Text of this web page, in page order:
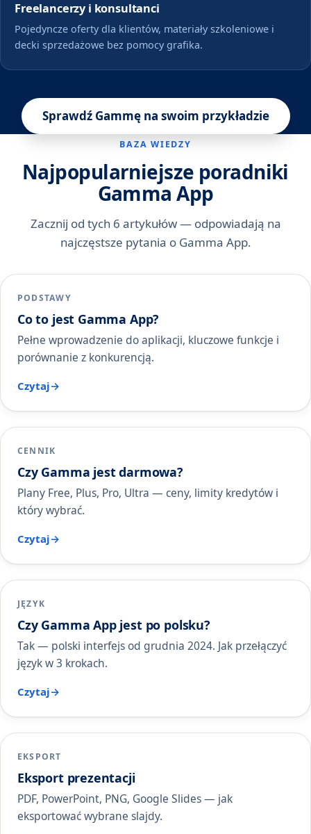
Freelancerzy i konsultanci
Pojedyncze oferty dla klientów, materiały szkoleniowe i
decki sprzedażowe bez pomocy grafika.
Sprawdź Gammę na swoim przykładzie
BAZA WIEDZY
Najpopularniejsze poradniki
Gamma App
Zacznij od tych 6 artykułów — odpowiadają na
najczęstsze pytania o Gamma App.
PODSTAWY
Co to jest Gamma App?
Pełne wprowadzenie do aplikacji, kluczowe funkcje i
porównanie z konkurencją.
Czytaj
CENNIK
Czy Gamma jest darmowa?
Plany Free, Plus, Pro, Ultra — ceny, limity kredytów i
który wybrać.
Czytaj
JĘZYK
Czy Gamma App jest po polsku?
Tak — polski interfejs od grudnia 2024. Jak przełączyć
język w 3 krokach.
Czytaj
EKSPORT
Eksport prezentacji
PDF, PowerPoint, PNG, Google Slides — jak
eksportować wybrane slajdy.